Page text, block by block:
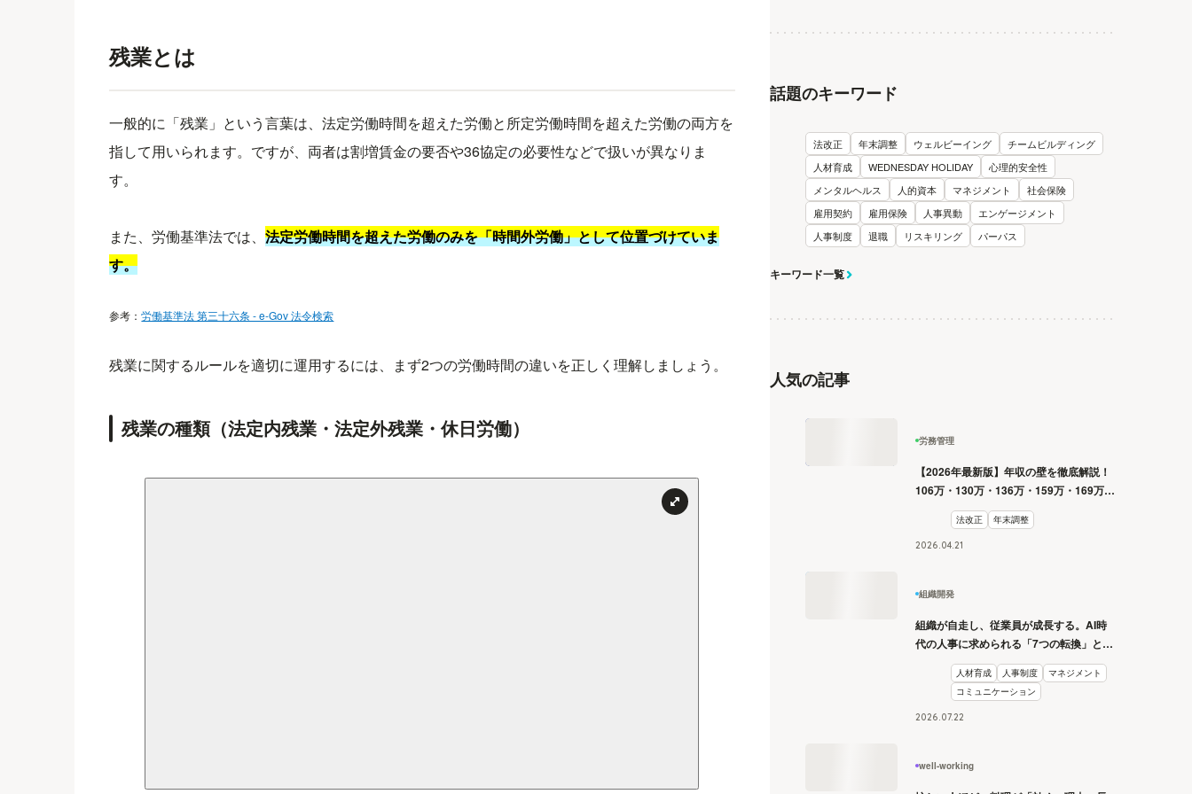
残業とは
一般的に「残業」という言葉は、法定労働時間を超えた労働と所定労働時間を超えた労働の両方を
指して用いられます。ですが、両者は割増賃金の要否や36協定の必要性などで扱いが異なりま
す。
また、労働基準法では、法定労働時間を超えた労働のみを「時間外労働」として位置づけていま
す。
参考：労働基準法 第三十六条 - e-Gov 法令検索
残業に関するルールを適切に運用するには、まず2つの労働時間の違いを正しく理解しましょう。
残業の種類（法定内残業・法定外残業・休日労働）
話題のキーワード
法改正 年末調整 ウェルビーイング
チームビルディング
人材育成
WEDNESDAY HOLIDAY
心理的安全性
メンタルヘルス
人的資本 マネジメント
社会保険
雇用契約
雇用保険 人事異動
エンゲージメント
人事制度
退職 リスキリング パーパス
キーワード一覧
人気の記事
労務管理
【2026年最新版】年収の壁を徹底解説！
106万・130万・136万・159万・169万・
178万・180万の壁とは？
法改正 年末調整
2026.04.21
組織開発
組織が自走し、従業員が成長する。AI時
代の人事に求められる「7つの転換」と
人材育成 人事制度
マネジメント
コミュニケーション
2026.07.22
well-working